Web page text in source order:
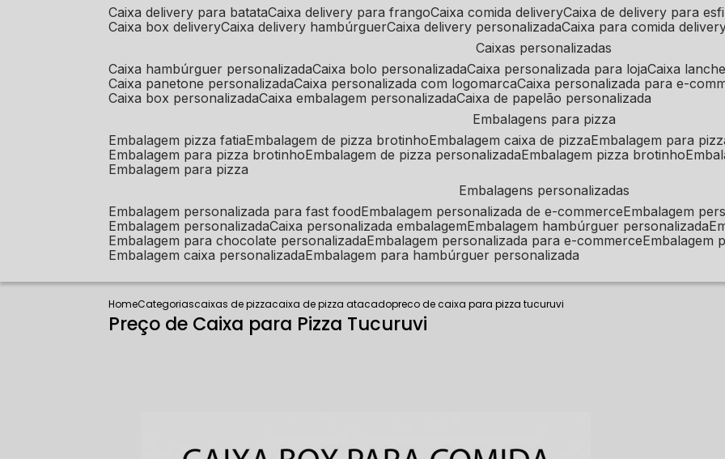
caixa delivery para batata caixa delivery para frango caixa comida delivery caixa de delivery para
caixa box delivery caixa delivery hambúrguer caixa delivery personalizada caixa para comida
caixas personalizadas
caixa hambúrguer personalizada caixa bolo personalizada caixa personalizada para loja caixa
caixa panetone personalizada caixa personalizada com logomarca caixa personalizada para e-
caixa box personalizada caixa embalagem personalizada caixa de papelão personalizada
embalagens para pizza
embalagem pizza fatia embalagem de pizza brotinho embalagem caixa de pizza embalagem para
embalagem para pizza brotinho embalagem de pizza personalizada embalagem pizza brotinho
embalagem para pizza
embalagens personalizadas
embalagem personalizada para fast food embalagem personalizada de e-commerce embalagem
embalagem personalizada caixa personalizada embalagem embalagem hambúrguer personalizada
embalagem para chocolate personalizada embalagem personalizada para e-commerce embalagem
embalagem caixa personalizada embalagem para hambúrguer personalizada
HomeCategoriascaixas de pizzacaixa de pizza atacadopreco de caixa para pizza tucuruvi
Preço de Caixa para Pizza Tucuruvi